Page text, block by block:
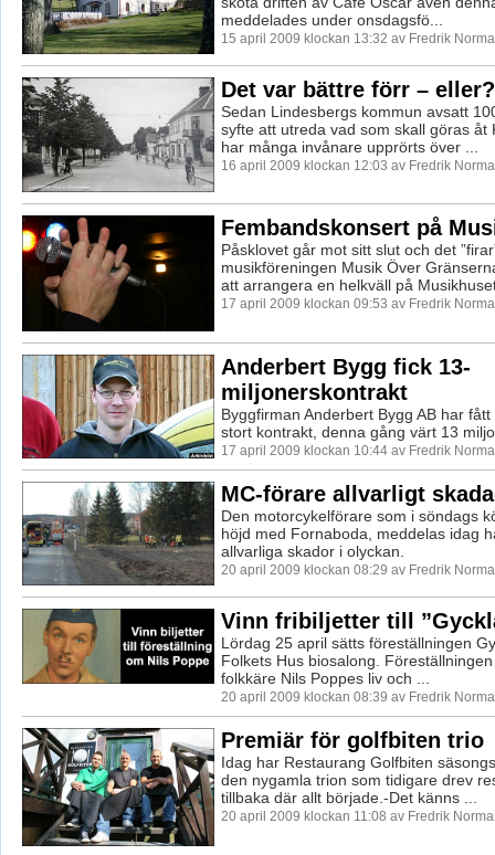
meddelades under onsdagsfö...
15 april 2009 klockan 13:32 av Fredrik
Det var bättre förr – eller?
Sedan Lindesbergs kommun avsatt
syfte att utreda vad som skall göras åt
har många invånare upprörts över ...
16 april 2009 klockan 12:03 av Fredrik
Fembandskonsert på
Påsklovet går mot sitt slut och det
musikföreningen Musik Över
att arrangera en helkväll på
17 april 2009 klockan 09:53 av Fredrik
Anderbert Bygg fick 13-
miljonerskontrakt
Byggfirman Anderbert Bygg AB har
stort kontrakt, denna gång värt 13
17 april 2009 klockan 10:44 av Fredrik
MC-förare allvarligt
Den motorcykelförare som i söndags
höjd med Fornaboda, meddelas idag
allvarliga skador i olyckan.
20 april 2009 klockan 08:29 av Fredrik
Vinn fribiljetter till
Lördag 25 april sätts föreställningen
Folkets Hus biosalong.
folkkäre Nils Poppes liv och ...
20 april 2009 klockan 08:39 av Fredrik
Premiär för golfbiten trio
Idag har Restaurang Golfbiten
den nygamla trion som tidigare drev
tillbaka där allt började.-Det känns ...
20 april 2009 klockan 11:08 av Fredrik